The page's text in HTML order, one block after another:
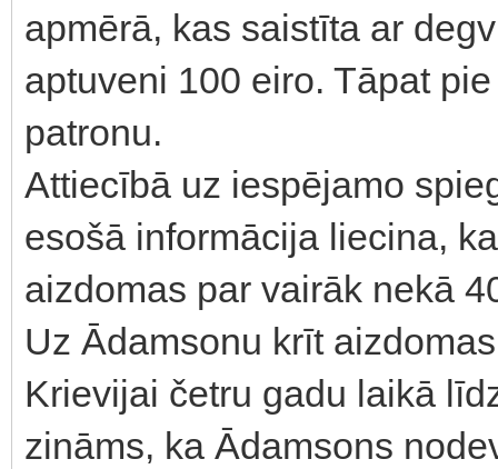
apmērā, kas saistīta ar
aptuveni 100 eiro. Tāpat
patronu.
Attiecībā uz iespējamo
esošā informācija liecina,
aizdomas par vairāk nekā
Uz Ādamsonu krīt
Krievijai četru gadu laikā
zināms, ka Ādamsons